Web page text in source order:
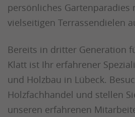
persönliches Gartenparadies
vielseitigen Terrassendielen
Bereits in dritter Generation
Klatt ist Ihr erfahrener
und Holzbau in Lübeck.
Holzfachhandel und stellen
unseren erfahrenen